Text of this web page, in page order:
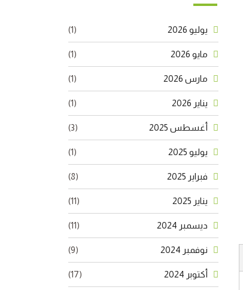
يوليو 2026 (1)
مايو 2026 (1)
مارس 2026 (1)
يناير 2026 (1)
أغسطس 2025 (3)
يوليو 2025 (1)
فبراير 2025 (8)
يناير 2025 (11)
ديسمبر 2024 (11)
نوفمبر 2024 (9)
أكتوبر 2024 (17)